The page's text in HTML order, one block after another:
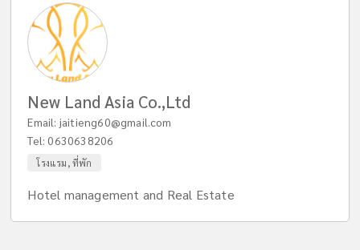
New Land Asia Co.,Ltd
Email: jaitieng60@gmail.com
Tel:0630638206
โรงแรม, ที่พัก
Hotel management and Real Estate